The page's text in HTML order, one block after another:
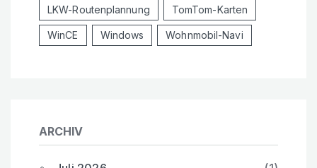
LKW-Routenplannung TomTom-Karten
WinCE Windows Wohnmobil-Navi
ARCHIV